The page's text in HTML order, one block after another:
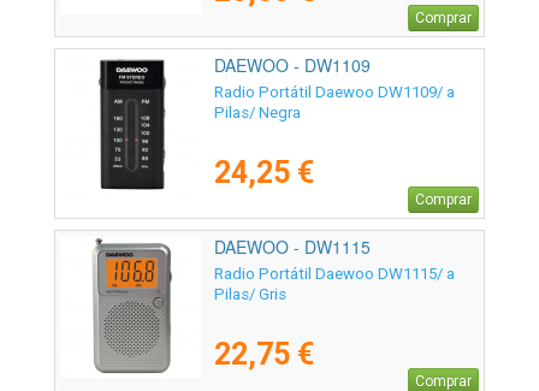
Comprar
DAEWOO - DW1109
Radio Portátil Daewoo DW1109/ a
Pilas/ Negra
24,25 €
Comprar
DAEWOO - DW1115
Radio Portátil Daewoo DW1115/ a
Pilas/ Gris
22,75 €
Comprar